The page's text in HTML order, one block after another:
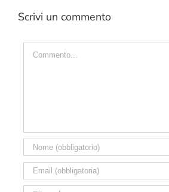
Scrivi un commento
Commento